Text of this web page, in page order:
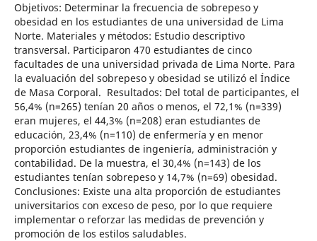
Objetivos: Determinar la frecuencia de sobrepeso y
obesidad en los estudiantes de una universidad de Lima
Norte. Materiales y métodos: Estudio descriptivo
transversal. Participaron 470 estudiantes de cinco
facultades de una universidad privada de Lima Norte. Para
la evaluación del sobrepeso y obesidad se utilizó el Índice
de Masa Corporal. Resultados: Del total de participantes, el
56,4% (n=265) tenían 20 años o menos, el 72,1% (n=339)
eran mujeres, el 44,3% (n=208) eran estudiantes de
educación, 23,4% (n=110) de enfermería y en menor
proporción estudiantes de ingeniería, administración y
contabilidad. De la muestra, el 30,4% (n=143) de los
estudiantes tenían sobrepeso y 14,7% (n=69) obesidad.
Conclusiones: Existe una alta proporción de estudiantes
universitarios con exceso de peso, por lo que requiere
implementar o reforzar las medidas de prevención y
promoción de los estilos saludables.